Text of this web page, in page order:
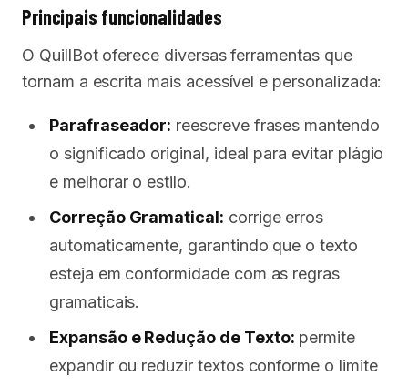
Principais funcionalidades
O QuillBot oferece diversas ferramentas que
tornam a escrita mais acessível e personalizada:
Parafraseador: reescreve frases mantendo
o significado original, ideal para evitar plágio
e melhorar o estilo.
Correção Gramatical: corrige erros
automaticamente, garantindo que o texto
esteja em conformidade com as regras
gramaticais.
Expansão e Redução de Texto: permite
expandir ou reduzir textos conforme o limite